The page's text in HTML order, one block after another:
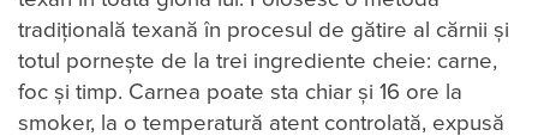
tradițională texană în procesul de gătire al cărnii și
totul pornește de la trei ingrediente cheie: carne,
foc și timp. Carnea poate sta chiar și 16 ore la
smoker, la o temperatură atent controlată, expusă